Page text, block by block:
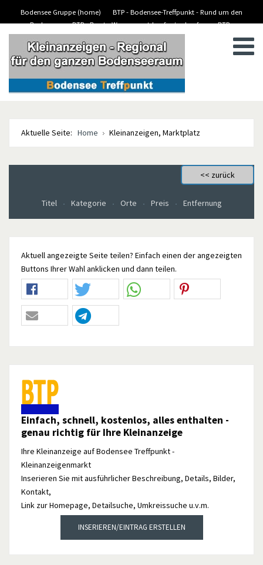
Bodensee Gruppe (home)
BTP - Bodensee-Treffpunkt - Rund um den
Bodensee
BTP - Boote-Wassersport-kaufen/verkaufen
BTP -
BTP - Kleinanzeigen
Aktuelle Seite: Home Kleinanzeigen, Marktplatz
Titel Kategorie Orte Preis Entfernung
Aktuell angezeigte Seite teilen? Einfach einen der angezeigten
Buttons Ihrer Wahl anklicken und dann teilen.
Einfach, schnell, kostenlos, alles enthalten -
genau richtig für Ihre Kleinanzeige
Ihre Kleinanzeige auf Bodensee Treffpunkt -
Kleinanzeigenmarkt
Inserieren Sie mit ausführlicher Beschreibung, Details, Bilder,
Kontakt,
Link zur Homepage, Detailsuche, Umkreissuche u.v.m.
INSERIEREN/EINTRAG ERSTELLEN